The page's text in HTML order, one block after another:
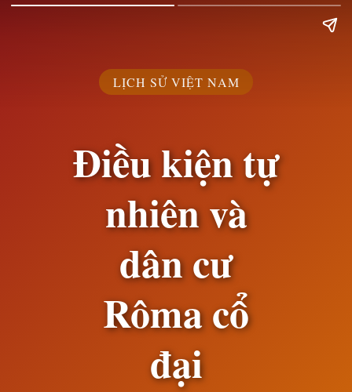
LỊCH SỬ VIỆT NAM
Điều kiện tự
nhiên và
dân cư
Rôma cổ
đại